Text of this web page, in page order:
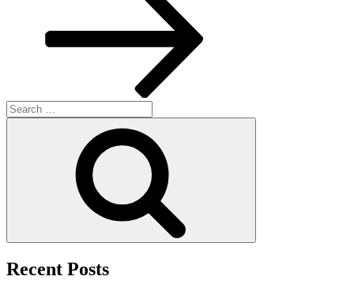
Search
for:
Recent Posts